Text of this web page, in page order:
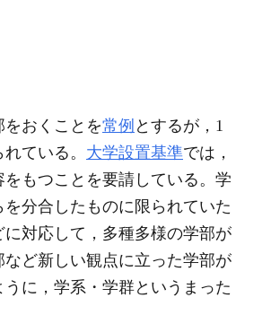
おくことを常例 とするが，1
ている。 大学設置基準では，
もつことを要請している。学
分合したものに限られていた
対応して，多種多様の学部が
ど新しい観点に立った学部が
うに，学系・学群というまった